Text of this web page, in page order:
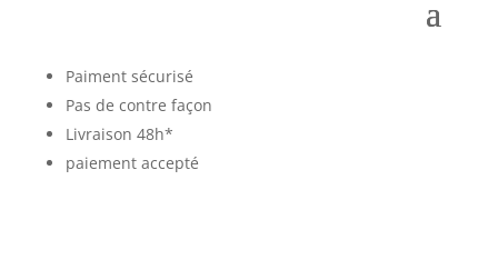
Paiment sécurisé
Pas de contre façon
Livraison 48h*
paiement accepté